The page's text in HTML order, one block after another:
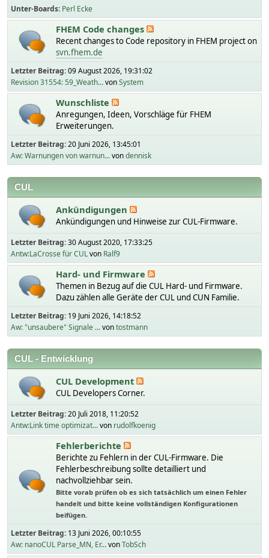
Unter-Boards Perl Ecke
FHEM Code changes
Recent changes to Code repository in FHEM project on
svn.fhem.de
Letzter Beitrag:09 August 2026, 19:31:02
Revision 31554: 59_Weath...vonSystem
Wunschliste
Anregungen, Ideen, Vorschläge für FHEM
Erweiterungen.
Letzter Beitrag:20 Juni 2026, 13:45:01
Aw: Warnungen von warnun...vondennisk
CUL
Ankündigungen
Ankündigungen und Hinweise zur CUL-Firmware.
Letzter Beitrag:30 August 2020, 17:33:25
Antw:LaCrosse für CULvon Ralf9
Hard- und Firmware
Themen in Bezug auf die CUL Hard- und Firmware.
Dazu zählen alle Geräte der CUL und CUN Familie.
Letzter Beitrag: 19 Juni 2026, 14:18:52
Aw: "unsaubere" Signale ...vontostmann
CUL - Entwicklung
CUL Development
CUL Developers Corner.
Letzter Beitrag:20 Juli 2018, 11:20:52
Antw:Link time optimizat...von rudolfkoenig
Fehlerberichte
Berichte zu Fehlern in der CUL-Firmware. Die
Fehlerbeschreibung sollte detailliert und
nachvollziehbar sein.
Bitte vorab prüfen ob es sich tatsächlich um einen Fehler
handelt und bitte keine vollständigen Konfigurationen
beifügen.
Letzter Beitrag: 13 Juni 2026, 00:10:55
Aw: nanoCUL Parse_MN, Er...vonTobSch